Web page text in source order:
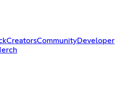
CreatorsCommunityDeveloper